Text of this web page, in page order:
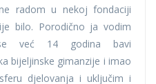
radom u nekoj fondaciji
bilo. Porodično ja vodim
već 14 godina bavi
bijeljinske gimanzije i imao
djelovanja i uključim i